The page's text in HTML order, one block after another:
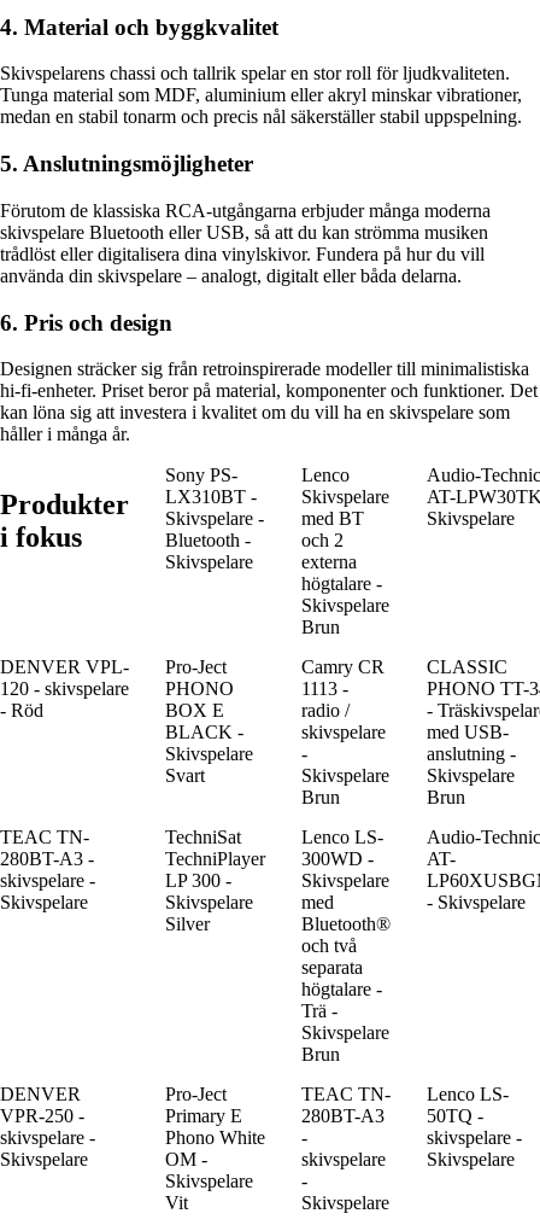
4. Material och byggkvalitet
Skivspelarens chassi och tallrik spelar en stor roll för ljudkvaliteten.
Tunga material som MDF, aluminium eller akryl minskar vibrationer,
medan en stabil tonarm och precis nål säkerställer stabil uppspelning.
5. Anslutningsmöjligheter
Förutom de klassiska RCA-utgångarna erbjuder många moderna
skivspelare Bluetooth eller USB, så att du kan strömma musiken
trådlöst eller digitalisera dina vinylskivor. Fundera på hur du vill
använda din skivspelare – analogt, digitalt eller båda delarna.
6. Pris och design
Designen sträcker sig från retroinspirerade modeller till minimalistiska
hi-fi-enheter. Priset beror på material, komponenter och funktioner. Det
kan löna sig att investera i kvalitet om du vill ha en skivspelare som
håller i många år.
Produkter
i fokus
Sony PS-
LX310BT -
Skivspelare -
Bluetooth -
Skivspelare
Lenco
Skivspelare
med BT
och 2
externa
högtalare -
Skivspelare
Brun
Audio-
AT-
Skivspelare
DENVER VPL-
120 - skivspelare
- Röd
Pro-Ject
PHONO
BOX E
BLACK -
Skivspelare
Svart
Camry CR
1113 -
radio /
skivspelare
-
Skivspelare
Brun
CLASSIC
PHONO TT-
-
med USB-
anslutning -
Skivspelare
Brun
TEAC TN-
280BT-A3 -
skivspelare -
Skivspelare
TechniSat
TechniPlayer
LP 300 -
Skivspelare
Silver
Lenco LS-
300WD -
Skivspelare
med
Bluetooth®
och två
separata
högtalare -
Trä -
Skivspelare
Brun
Audio-
AT-
- Skivspelare
DENVER
VPR-250 -
skivspelare -
Skivspelare
Pro-Ject
Primary E
Phono White
OM -
Skivspelare
Vit
TEAC TN-
280BT-A3
-
skivspelare
-
Skivspelare
Lenco LS-
50TQ -
skivspelare -
Skivspelare